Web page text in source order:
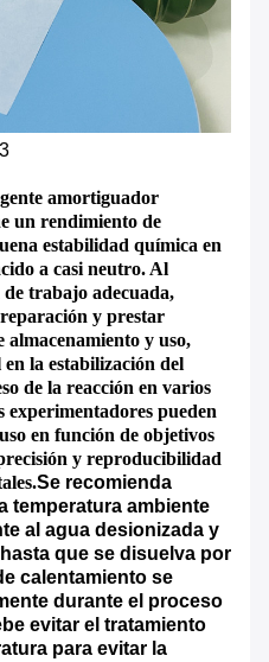
3
amortiguador
un rendimiento de
estabilidad química en
a casi neutro. Al
trabajo adecuada,
y prestar
almacenamiento y uso,
la estabilización del
de la reacción en varios
experimentadores pueden
en función de objetivos
y reproducibilidad
Se recomienda
temperatura ambiente
al agua desionizada y
que se disuelva por
calentamiento se
durante el proceso
evitar el tratamiento
para evitar la